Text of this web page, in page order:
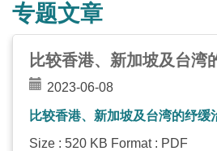
专题文章
比较香港、新加坡及台湾
2023-06-08
比较香港、新加坡及台湾的纾缓
Size : 520 KB Format : PDF